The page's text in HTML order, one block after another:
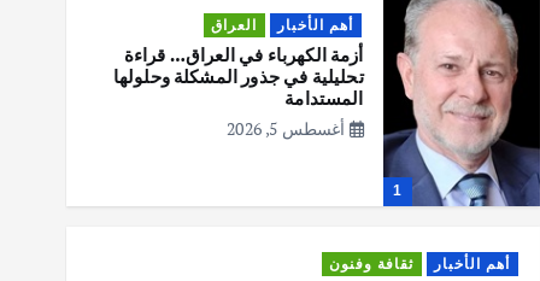
1
أهم الأخبار العراق
أزمة الكهرباء في العراق… قراءة
تحليلية في جذور المشكلة وحلولها
المستدامة
أغسطس 5, 2026
أهم الأخبار ثقافة وفنون